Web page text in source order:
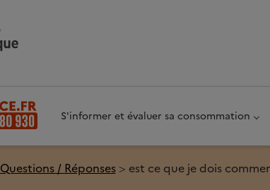
S'informer et évaluer sa consommation
Questions / Réponses est ce que je dois